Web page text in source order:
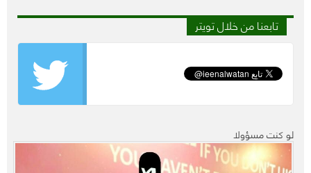
تابعنا من خلال تويتر
لو كنت مسؤولا